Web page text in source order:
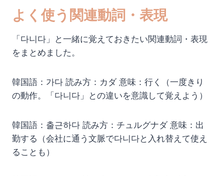
よく使う関連動詞・表現
「다니다」と一緒に覚えておきたい関連動詞・表現
をまとめました。
韓国語：가다 読み方：カダ 意味：行く（一度きり
の動作。「다니다」との違いを意識して覚えよう）
韓国語：출근하다 読み方：チュルグナダ 意味：出
勤する（会社に通う文脈で다니다と入れ替えて使え
ることも）